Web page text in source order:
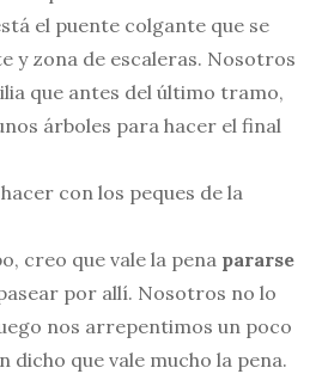
el puente colgante que se
y zona de escaleras. Nosotros
que antes del último tramo,
árboles para hacer el final
con los peques de la
creo que vale la pena pararse
por allí. Nosotros no lo
nos arrepentimos un poco
dicho que vale mucho la pena.